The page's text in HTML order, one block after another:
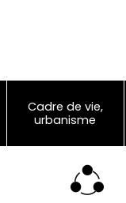
Cadre de vie,
urbanisme